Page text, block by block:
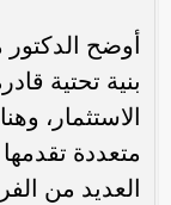
أوضح
بنية تحتية
الاستثمار،
متعددة تقدمها
العديد من